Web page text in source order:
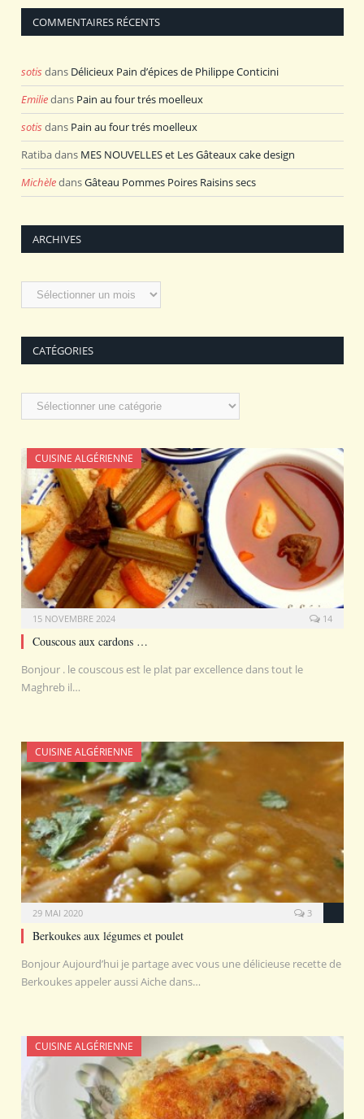
COMMENTAIRES RÉCENTS
sotis dans Délicieux Pain d’épices de Philippe Conticini
Emiliedans Pain au four trés moelleux
sotis dans Pain au four trés moelleux
Ratibadans MES NOUVELLES et Les Gâteaux cake design
MichèledansGâteau Pommes Poires Raisins secs
ARCHIVES
Archives
CATÉGORIES
Catégories
CUISINE ALGÉRIENNE
15 NOVEMBRE 2024 14
Couscous aux cardons …
Bonjour . le couscous est le plat par excellence dans tout le
Maghreb il…
CUISINE ALGÉRIENNE
29 MAI 2020 3
Berkoukes aux légumes et poulet
Bonjour Aujourd’hui je partage avec vous une délicieuse recette de
Berkoukes appeler aussi Aiche dans…
CUISINE ALGÉRIENNE